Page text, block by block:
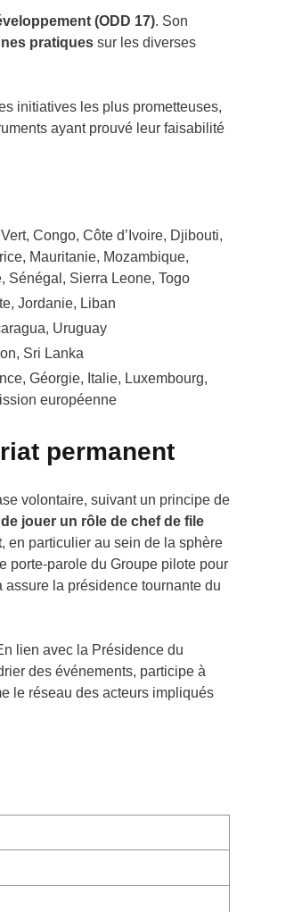
(ODD 17). Son
pratiquessur les diverses
initiatives les plus prometteuses,
ayant prouvé leur faisabilité
Congo, Côte d’Ivoire, Djibouti,
Mauritanie, Mozambique,
Sénégal, Sierra Leone, Togo
Jordanie, Liban
Uruguay
Sri Lanka
Géorgie, Italie, Luxembourg,
européenne
permanent
volontaire, suivant un principe de
jouer un rôle de chef de file
, en particulier au sein de la sphère
porte-parole du Groupe pilote pour
la présidence tournante du
lien avec la Présidence du
des événements, participe à
le réseau des acteurs impliqués